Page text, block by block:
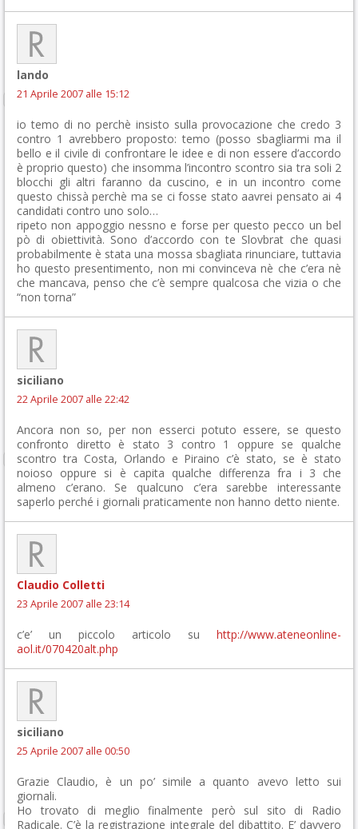
lando
21 Aprile 2007 alle 15:12
io temo di no perchè insisto sulla provocazione che credo 3
contro 1 avrebbero proposto: temo (posso sbagliarmi ma il
bello e il civile di confrontare le idee e di non essere d’accordo
è proprio questo) che insomma l’incontro scontro sia tra soli 2
blocchi gli altri faranno da cuscino, e in un incontro come
questo chissà perchè ma se ci fosse stato aavrei pensato ai 4
candidati contro uno solo…
ripeto non appoggio nessno e forse per questo pecco un bel
pò di obiettività. Sono d’accordo con te Slovbrat che quasi
probabilmente è stata una mossa sbagliata rinunciare, tuttavia
ho questo presentimento, non mi convinceva nè che c’era nè
che mancava, penso che c’è sempre qualcosa che vizia o che
“non torna”
siciliano
22 Aprile 2007 alle 22:42
Ancora non so, per non esserci potuto essere, se questo
confronto diretto è stato 3 contro 1 oppure se qualche
scontro tra Costa, Orlando e Piraino c’è stato, se è stato
noioso oppure si è capita qualche differenza fra i 3 che
almeno c’erano. Se qualcuno c’era sarebbe interessante
saperlo perché i giornali praticamente non hanno detto niente.
Claudio Colletti
23 Aprile 2007 alle 23:14
c’e’ un piccolo articolo su http://www.ateneonline-
aol.it/070420alt.php
siciliano
25 Aprile 2007 alle 00:50
Grazie Claudio, è un po’ simile a quanto avevo letto sui
giornali.
Ho trovato di meglio finalmente però sul sito di Radio
Radicale. C’è la registrazione integrale del dibattito. E’ davvero